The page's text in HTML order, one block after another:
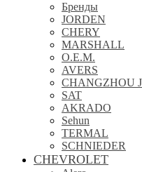
Бренды
JORDEN
CHERY
MARSHALL
O.E.M.
AVERS
CHANGZHOU
SAT
AKRADO
Sehun
TERMAL
SCHNIEDER
CHEVROLET